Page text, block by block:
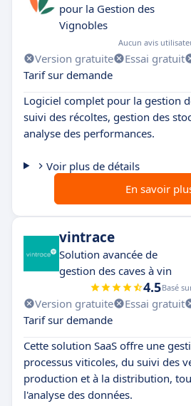
pour la Gestion des
Vignobles
Aucun avis
Version gratuite Essai gratuit
Tarif sur demande
Logiciel complet pour la gestion
suivi des récoltes, gestion des
analyse des performances.
Voir plus de détails
En savoir
vintrace
Solution avancée de
gestion des caves à vin
4.5Basé
Version gratuite Essai gratuit
Tarif sur demande
Cette solution SaaS offre une
processus viticoles, du suivi des
production et à la distribution,
l'analyse des données.